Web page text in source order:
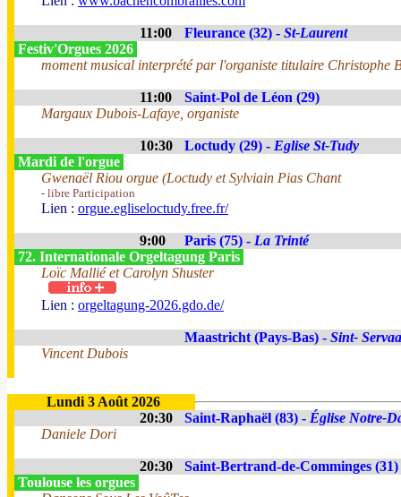
11:00 Fleurance (32) - St-Laurent
Festiv'Orgues 2026
moment musical interprété par l'organiste titulaire Christophe
11:00
Saint-Pol de Léon (29)
Margaux Dubois-Lafaye, organiste
10:30 Loctudy (29) - Eglise St-Tudy
Mardi de l'orgue
Gwenaël Riou orgue (Loctudy et Sylviain Pias Chant
- libre Participation
Lien : orgue.egliseloctudy.free.fr/
9:00 Paris (75) - La Trinté
72. Internationale Orgeltagung Paris
Loïc Mallié et Carolyn Shuster
Lien : orgeltagung-2026.gdo.de/
Maastricht (Pays-Bas) - Sint-
Vincent Dubois
Lundi 3 Août 2026
20:30
Saint-Raphaël (83) - Église Notre-
Daniele Dori
20:30
Saint-Bertrand-de-Comminges
Toulouse les orgues